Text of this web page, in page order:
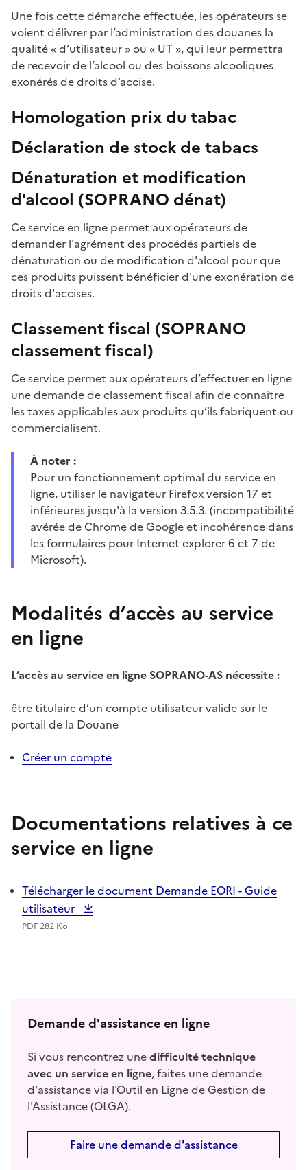
Une fois cette démarche effectuée, les opérateurs se
voient délivrer par l’administration des douanes la
qualité « d’utilisateur » ou « UT », qui leur permettra
de recevoir de l’alcool ou des boissons alcooliques
exonérés de droits d’accise.
Homologation prix du tabac
Déclaration de stock de tabacs
Dénaturation et modification
d'alcool (SOPRANO dénat)
Ce service en ligne permet aux opérateurs de
demander l'agrément des procédés partiels de
dénaturation ou de modification d'alcool pour que
ces produits puissent bénéficier d'une exonération de
droits d'accises.
Classement fiscal (SOPRANO
classement fiscal)
Ce service permet aux opérateurs d’effectuer en ligne
une demande de classement fiscal afin de connaître
les taxes applicables aux produits qu’ils fabriquent ou
commercialisent.
À noter :
Pour un fonctionnement optimal du service en
ligne, utiliser le navigateur Firefox version 17 et
inférieures jusqu'à la version 3.5.3. (incompatibilité
avérée de Chrome de Google et incohérence dans
les formulaires pour Internet explorer 6 et 7 de
Microsoft).
Modalités d’accès au service
en ligne
L’accès au service en ligne SOPRANO-AS nécessite :
être titulaire d’un compte utilisateur valide sur le
portail de la Douane
Créer un compte
Documentations relatives à ce
service en ligne
Télécharger le document Demande EORI - Guide
utilisateur
PDF 282 Ko
Demande d'assistance en ligne
Si vous rencontrez unedifficulté technique
avec un service en ligne, faites une demande
d'assistance via l'Outil en Ligne de Gestion de
l'Assistance (OLGA).
Faire une demande d'assistance